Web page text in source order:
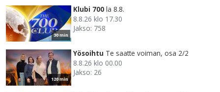
30 min
Klubi 700 la 8.8.
8.8.26 klo 17.30
Jakso: 758
120 min
Yösoihtu Te saatte voiman, osa 2/2
8.8.26 klo 00.00
Jakso: 26